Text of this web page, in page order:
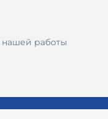
нашей работы